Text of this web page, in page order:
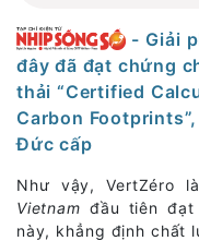
- Giải
đây đã đạt chứng
thải “Certified
Carbon
Đức cấp
Như vậy, VertZéro
Vietnam đầu tiên
này, khẳng định chất